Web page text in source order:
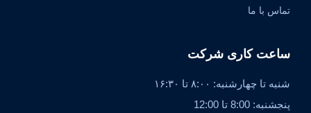
تماس با ما
ساعت کاری شرکت
شنبه تا چهارشنبه: ۸:۰۰ تا ۱۶:۳۰
پنجشنبه: 8:00 تا 12:00